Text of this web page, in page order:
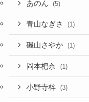
あのん (5)
青山なぎさ (1)
磯山さやか (1)
岡本杷奈 (1)
小野寺梓 (3)